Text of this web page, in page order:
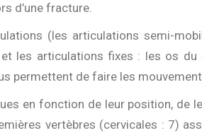
d’une fracture.
(les articulations semi-
les articulations fixes : les os du
permettent de faire les
en fonction de leur position, de
vertèbres (cervicales : 7)